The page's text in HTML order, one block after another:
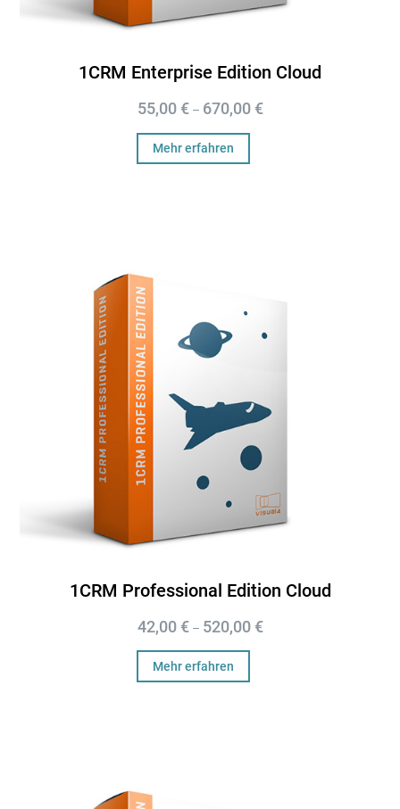
1CRM Enterprise Edition Cloud
55,00 €– 670,00 €
Mehr erfahren
1CRM Professional Edition Cloud
42,00 €– 520,00 €
Mehr erfahren